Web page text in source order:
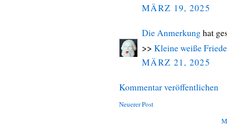
MÄRZ 19, 2025
Die Anmerkunghat
>> Kleine weiße
MÄRZ 21, 2025
Kommentar veröffentlichen
Neuerer Post